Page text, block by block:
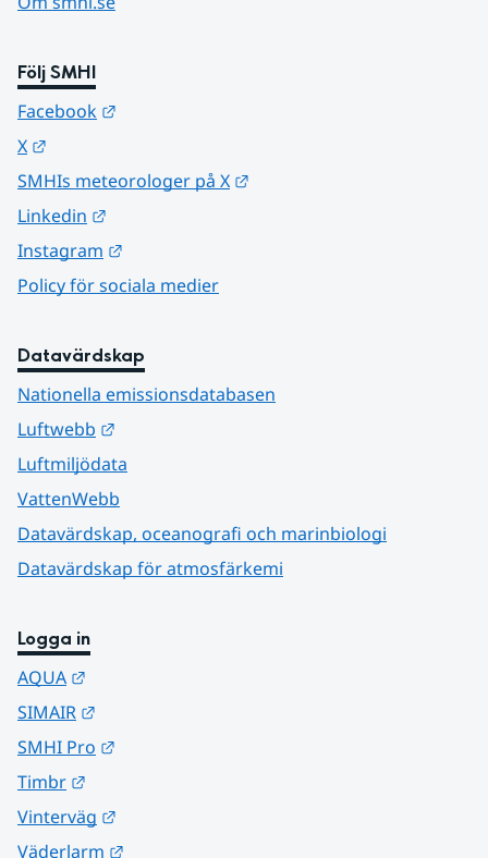
Följ SMHI
Facebook
X
SMHIs meteorologer på X
Linkedin
Instagram
Policy för sociala medier
Datavärdskap
Nationella emissionsdatabasen
Luftwebb
Luftmiljödata
VattenWebb
Datavärdskap, oceanografi och marinbiologi
Datavärdskap för atmosfärkemi
Logga in
AQUA
SIMAIR
SMHI Pro
Timbr
Vinterväg
Väderlarm